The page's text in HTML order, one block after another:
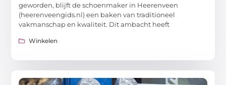
geworden, blijft de schoenmaker in Heerenveen
(heerenveengids.nl) een baken van traditioneel
vakmanschap en kwaliteit. Dit ambacht heeft
Winkelen